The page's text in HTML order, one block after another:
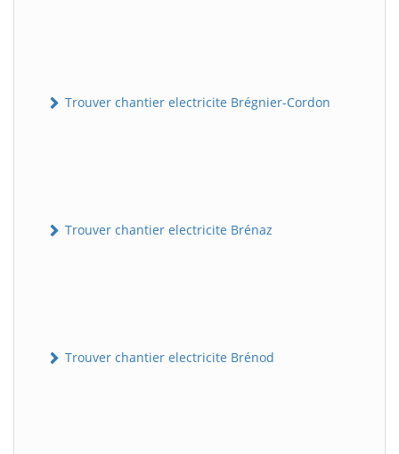
Trouver chantier electricite Brégnier-Cordon
Trouver chantier electricite Brénaz
Trouver chantier electricite Brénod